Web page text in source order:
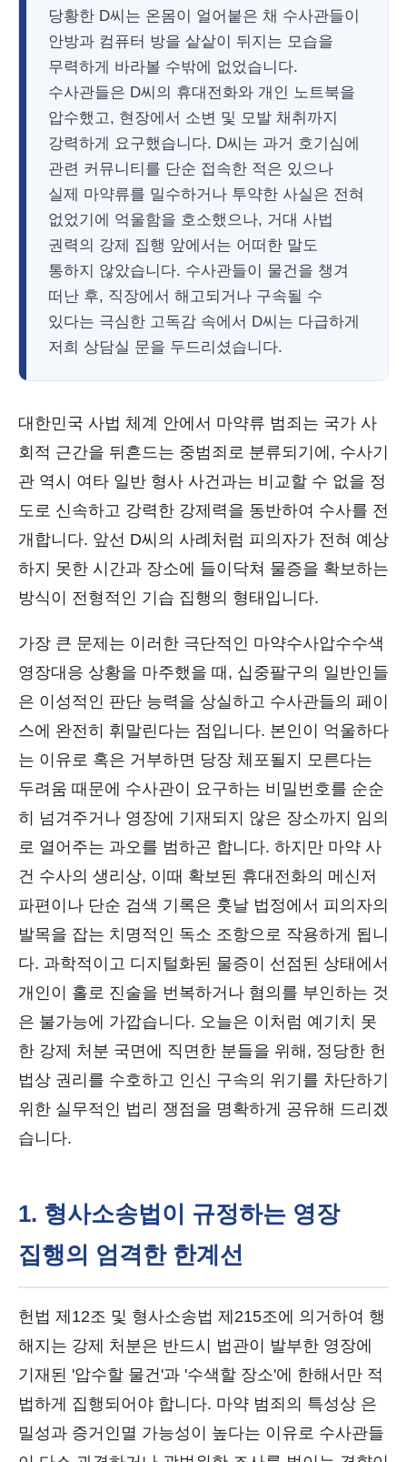
당황한 D씨는 온몸이 얼어붙은 채 수사관들이
안방과 컴퓨터 방을 샅샅이 뒤지는 모습을
무력하게 바라볼 수밖에 없었습니다.
수사관들은 D씨의 휴대전화와 개인 노트북을
압수했고, 현장에서 소변 및 모발 채취까지
강력하게 요구했습니다. D씨는 과거 호기심에
관련 커뮤니티를 단순 접속한 적은 있으나
실제 마약류를 밀수하거나 투약한 사실은 전혀
없었기에 억울함을 호소했으나, 거대 사법
권력의 강제 집행 앞에서는 어떠한 말도
통하지 않았습니다. 수사관들이 물건을 챙겨
떠난 후, 직장에서 해고되거나 구속될 수
있다는 극심한 고독감 속에서 D씨는 다급하게
저희 상담실 문을 두드리셨습니다.
대한민국 사법 체계 안에서 마약류 범죄는 국가 사
회적 근간을 뒤흔드는 중범죄로 분류되기에, 수사기
관 역시 여타 일반 형사 사건과는 비교할 수 없을 정
도로 신속하고 강력한 강제력을 동반하여 수사를 전
개합니다. 앞선 D씨의 사례처럼 피의자가 전혀 예상
하지 못한 시간과 장소에 들이닥쳐 물증을 확보하는
방식이 전형적인 기습 집행의 형태입니다.
가장 큰 문제는 이러한 극단적인 마약수사압수수색
영장대응 상황을 마주했을 때, 십중팔구의 일반인들
은 이성적인 판단 능력을 상실하고 수사관들의 페이
스에 완전히 휘말린다는 점입니다. 본인이 억울하다
는 이유로 혹은 거부하면 당장 체포될지 모른다는
두려움 때문에 수사관이 요구하는 비밀번호를 순순
히 넘겨주거나 영장에 기재되지 않은 장소까지 임의
로 열어주는 과오를 범하곤 합니다. 하지만 마약 사
건 수사의 생리상, 이때 확보된 휴대전화의 메신저
파편이나 단순 검색 기록은 훗날 법정에서 피의자의
발목을 잡는 치명적인 독소 조항으로 작용하게 됩니
다. 과학적이고 디지털화된 물증이 선점된 상태에서
개인이 홀로 진술을 번복하거나 혐의를 부인하는 것
은 불가능에 가깝습니다. 오늘은 이처럼 예기치 못
한 강제 처분 국면에 직면한 분들을 위해, 정당한 헌
법상 권리를 수호하고 인신 구속의 위기를 차단하기
위한 실무적인 법리 쟁점을 명확하게 공유해 드리겠
습니다.
1. 형사소송법이 규정하는 영장
집행의 엄격한 한계선
헌법 제12조 및 형사소송법 제215조에 의거하여 행
해지는 강제 처분은 반드시 법관이 발부한 영장에
기재된 '압수할 물건'과 '수색할 장소'에 한해서만 적
법하게 집행되어야 합니다. 마약 범죄의 특성상 은
밀성과 증거인멸 가능성이 높다는 이유로 수사관들